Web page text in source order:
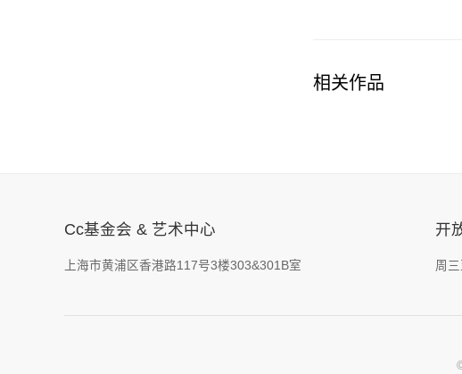
相关作品
Cc基金会 & 艺术中心
上海市黄浦区香港路117号3楼303&301B室
开
周